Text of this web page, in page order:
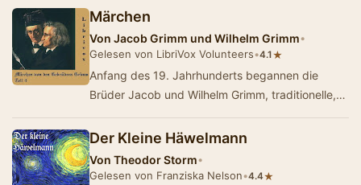
Märchen
Von Jacob Grimm und Wilhelm Grimm•
Gelesen von LibriVox Volunteers•4.1 ★
Anfang des 19. Jahrhunderts begannen die
Brüder Jacob und Wilhelm Grimm, traditionelle,
Der Kleine Häwelmann
Von Theodor Storm•
Gelesen von Franziska Nelson•4.4★